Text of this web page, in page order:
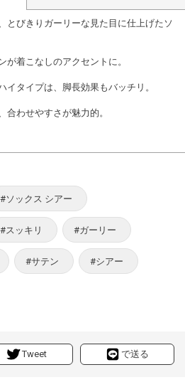
Tweet で送る
とびきりガーリーな見た目に仕上げたソ
着こなしのアクセントに。
イタイプは、脚長効果もバッチリ。
合わせやすさが魅力的。
#ソックス シアー
#スッキリ #ガーリー
#サテン #シアー